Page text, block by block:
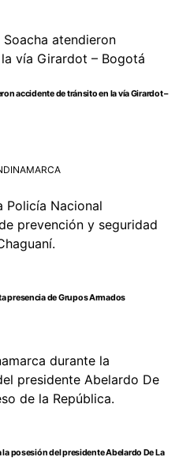
accidente de tránsito en la vía Girardot –
presencia de Grupos Armados
posesión del presidente Abelardo De La